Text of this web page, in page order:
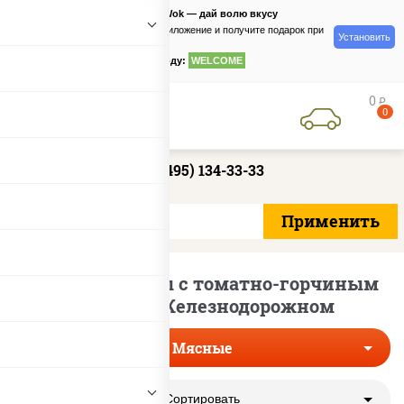
PizzaSushiWok — дай волю вкусу
Скачайте приложение и получите подарок при
по промокоду: WELCOME
Установить
0 руб
0
+7 (495) 134-33-33
Мясные пиццы с томатно-горчиным
соусом в Железнодорожном
Мясные
Сортировать